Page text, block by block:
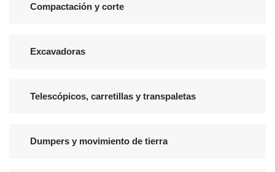
Compactación y corte
Excavadoras
Telescópicos, carretillas y transpaletas
Dumpers y movimiento de tierra